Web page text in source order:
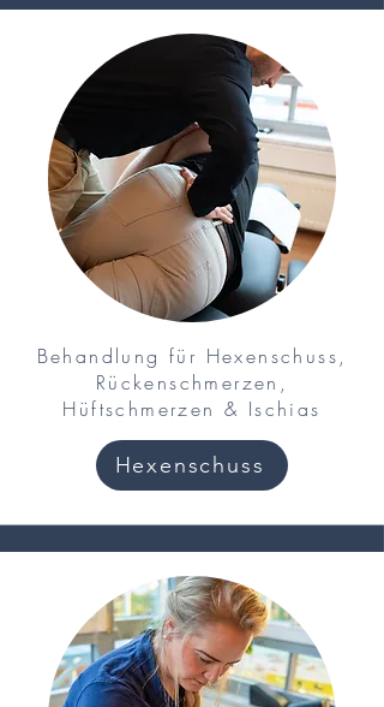
Behandlung für Hexenschuss,
Rückenschmerzen,
Hüftschmerzen & Ischias
Hexenschuss